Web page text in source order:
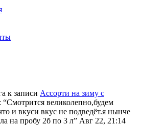
к записи Ассорти на зиму с
: “Смотрится великолепно,будем
и вкуси вкус не подведёт.я нынче
на пробу 2б по 3 л” Авг 22, 21:14